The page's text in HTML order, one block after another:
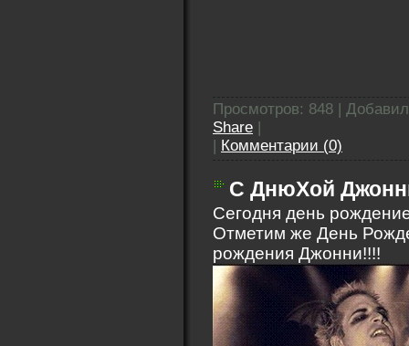
Просмотров: 848 |
Share |
| Комментарии (0)
С ДнюХой
Сегодня день
Отметим же День
рождения Джонни!!!!